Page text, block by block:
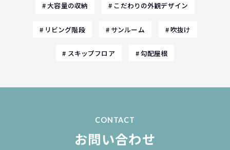
大容量の収納 こだわりの外観デザイン
リビング階段 サンルーム 吹抜け
スキップフロア 勾配屋根
CONTACT
お問い合わせ